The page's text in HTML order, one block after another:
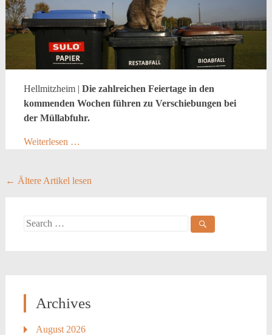
Hellmitzheim | Die zahlreichen Feiertage in den
kommenden Wochen führen zu Verschiebungen bei
der Müllabfuhr.
Weiterlesen …
Posts
← Ältere Artikel lesen
Search
Archives
August 2026